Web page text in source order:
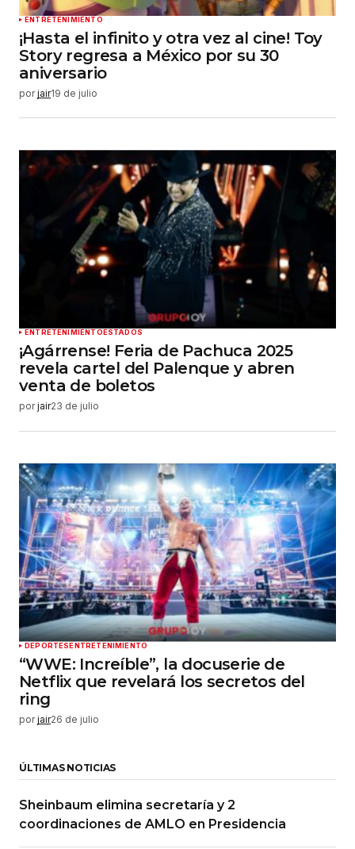
ENTRETENIMIENTO
¡Hasta el infinito y otra vez al cine! Toy
Story regresa a México por su 30
aniversario
por jair19 de julio
ENTRETENIMIENTOESTADOS
¡Agárrense! Feria de Pachuca 2025
revela cartel del Palenque y abren
venta de boletos
por jair23 de julio
DEPORTESENTRETENIMIENTO
“WWE: Increíble”, la docuserie de
Netflix que revelará los secretos del
ring
por jair26 de julio
ÚLTIMAS NOTICIAS
Sheinbaum elimina secretaría y 2
coordinaciones de AMLO en Presidencia